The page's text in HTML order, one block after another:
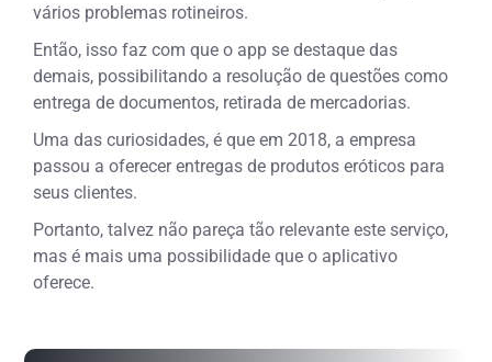
vários problemas rotineiros.
Então, isso faz com que o app se destaque das
demais, possibilitando a resolução de questões como
entrega de documentos, retirada de mercadorias.
Uma das curiosidades, é que em 2018, a empresa
passou a oferecer entregas de produtos eróticos para
seus clientes.
Portanto, talvez não pareça tão relevante este serviço,
mas é mais uma possibilidade que o aplicativo
oferece.